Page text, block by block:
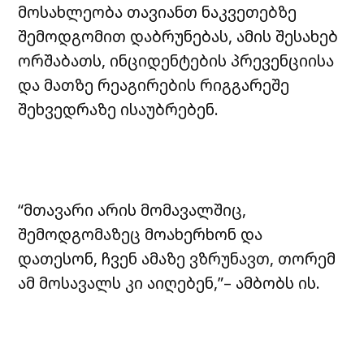
მოსახლეობა თავიანთ ნაკვეთებზე
შემოდგომით დაბრუნებას, ამის შესახებ
ორშაბათს, ინციდენტების პრევენციისა
და მათზე რეაგირების რიგგარეშე
შეხვედრაზე ისაუბრებენ.
“მთავარი არის მომავალშიც,
შემოდგომაზეც მოახერხონ და
დათესონ, ჩვენ ამაზე ვზრუნავთ, თორემ
ამ მოსავალს კი აიღებენ,”– ამბობს ის.